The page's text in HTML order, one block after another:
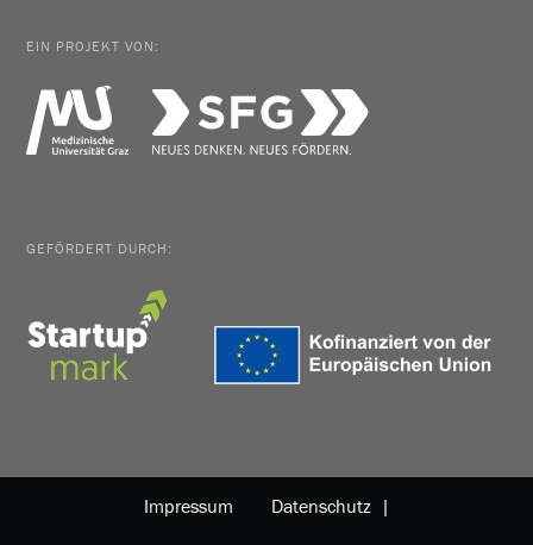
EIN PROJEKT VON:
GEFÖRDERT DURCH:
Impressum Datenschutz |